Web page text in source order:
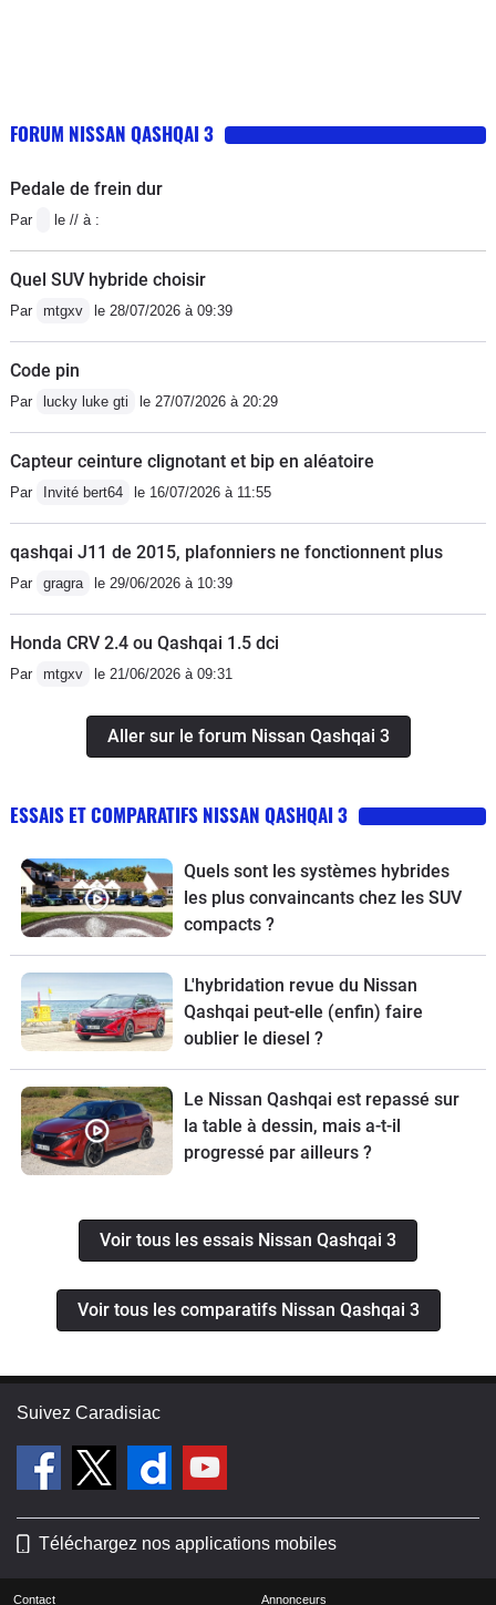
FORUM NISSAN QASHQAI 3
Pedale de frein dur
Par le // à :
Quel SUV hybride choisir
Par mtgxv le 28/07/2026 à 09:39
Code pin
Par lucky luke gti le 27/07/2026 à 20:29
Capteur ceinture clignotant et bip en aléatoire
Par Invité bert64 le 16/07/2026 à 11:55
qashqai J11 de 2015, plafonniers ne fonctionnent plus
Par gragra le 29/06/2026 à 10:39
Honda CRV 2.4 ou Qashqai 1.5 dci
Par mtgxv le 21/06/2026 à 09:31
Aller sur le forum Nissan Qashqai 3
ESSAIS ET COMPARATIFS NISSAN QASHQAI 3
Quels sont les systèmes hybrides
les plus convaincants chez les SUV
compacts ?
L'hybridation revue du Nissan
Qashqai peut-elle (enfin) faire
oublier le diesel ?
Le Nissan Qashqai est repassé sur
la table à dessin, mais a-t-il
progressé par ailleurs ?
Voir tous les essais Nissan Qashqai 3
Voir tous les comparatifs Nissan Qashqai 3
Suivez Caradisiac
Téléchargez nos applications mobiles
Contact Annonceurs